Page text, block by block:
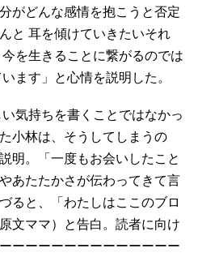
がどんな感情を抱こうと否定
と 耳を傾けていきたいそれ
を生きることに繋がるのでは
ます」と心情を説明した。
気持ちを書くことではなかっ
小林は、そうしてしまうの
明。「一度もお会いしたこと
あたたかさが伝わってきて言
ると、「わたしはここのブロ
文ママ）と告白。読者に向け
ーーーーーーーーーーーーー